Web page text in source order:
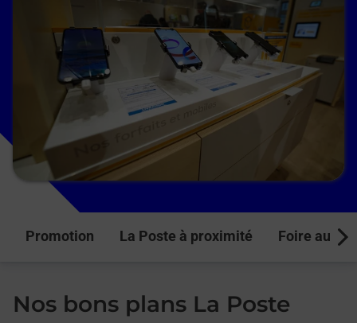
Promotion La Poste à proximité Foire aux
Nos bons plans La Poste